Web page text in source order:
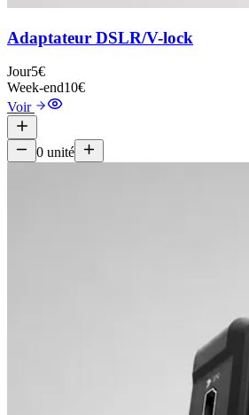
Adaptateur DSLR/V-lock
Jour5€
Week-end10€
Voir
0 unité